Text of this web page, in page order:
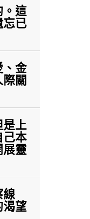
。這
忘已
、金
關
是上
己本
靈
線
渴望